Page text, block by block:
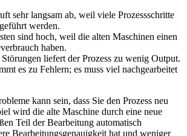
sehr langsam ab, weil viele Prozessschritte
werden.
sind hoch, weil die alten Maschinen einen
haben.
liefert der Prozess zu wenig Output.
es zu Fehlern; es muss viel nachgearbeitet
kann sein, dass Sie den Prozess neu
wird die alte Maschine durch eine neue
Teil der Bearbeitung automatisch
Bearbeitungsgenauigkeit hat und weniger